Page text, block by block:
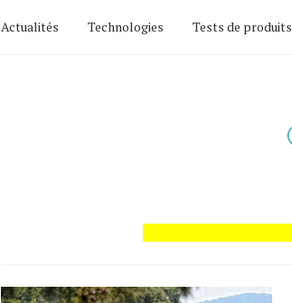
Actualités Technologies Tests de produits